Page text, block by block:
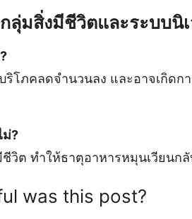
ลุ่มสิ่งมีชีวิตและระบบนิ
โภคลดจำนวนลง และอาจเกิดก
ม่?
วิต ทำให้ธาตุอาหารหมุนเวียนก
was this post?